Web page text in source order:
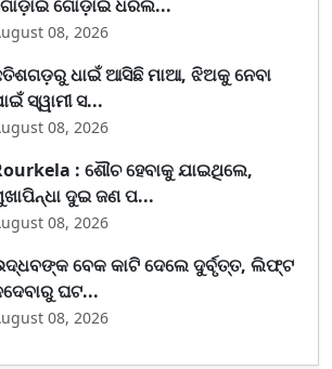
ଗୋଡ଼ାଇ ଧରିଲ...
08, 2026
ଧାଇଁ ଆସିଛି ମାଆ, ଝିଅକୁ ନେବା
ସ୍ୱାମୀ ସ...
08, 2026
: ଶୌଚ ହେବାକୁ ଯାଇଥିଲେ,
ଦୁଇ ଜଣ ପ...
08, 2026
ବେକ କାଟି ଦେଲେ ଦୁର୍ବୃତ୍ତ, ଲିଫ୍ଟ
ଘଟ...
08, 2026